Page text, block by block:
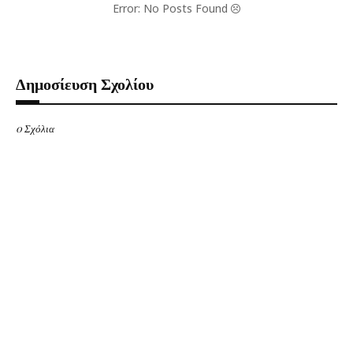
Error: No Posts Found
Δημοσίευση Σχολίου
0 Σχόλια